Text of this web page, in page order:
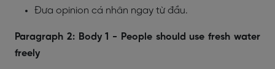
Đưa opinion cá nhân ngay từ đầu.
Paragraph 2: Body 1 - People should use fresh water
freely